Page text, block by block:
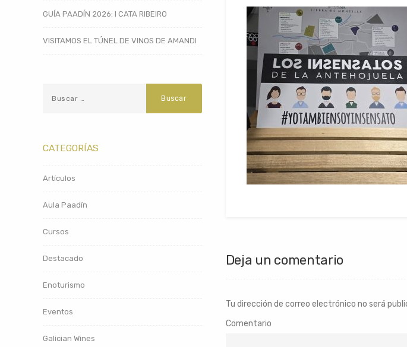
Deja un comentario
Tu dirección de correo electrónico no será
Comentario
GUÍA PAADÍN 2026: I CATA RIBEIRO
VISITAMOS EL TÚNEL DE VINOS DE AMANDI
CATEGORÍAS
Artículos
Aula Paadín
Cursos
Destacado
Enoturismo
Eventos
Galician Wines